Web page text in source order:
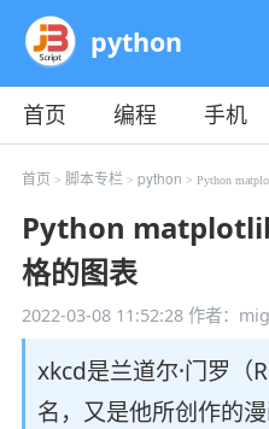
python
首页 编程 手机
教程
平面 服务器
首页 > 脚本专栏> python > Python
Python
格的图表
2022-03-08 11:52:28作者：
xkcd是兰道尔·门罗
名，又是他所创作的